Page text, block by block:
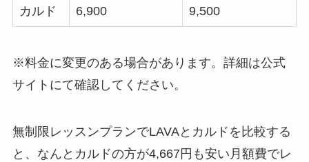
カルド 6,900 9,500
※料金に変更のある場合があります。詳細は公式
サイトにて確認してください。
無制限レッスンプランでLAVAとカルドを比較する
と、なんと カルドの方が4,667円も安い月額費でレ